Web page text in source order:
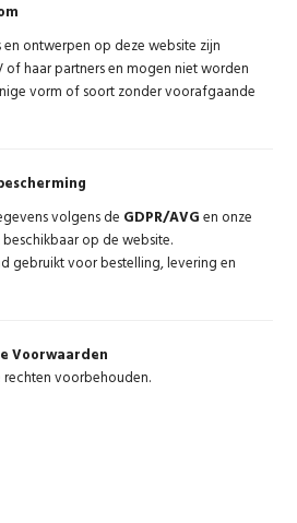
en ontwerpen op deze website zijn
of haar partners en mogen niet worden
vorm of soort zonder voorafgaande
volgens de GDPR/AVGen onze
beschikbaar op de website.
gebruikt voor bestelling, levering en
Voorwaarden
rechten voorbehouden.